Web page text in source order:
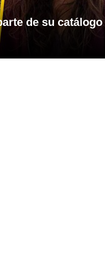
de su catálogo